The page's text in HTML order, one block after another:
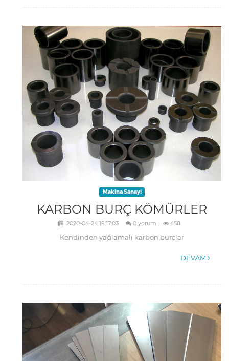
Makina Sanayi
KARBON BURÇ KÖMÜRLER
2020-04-24 19:17:03 0 yorum 458
Kendinden yağlamalı karbon burçlar
DEVAM